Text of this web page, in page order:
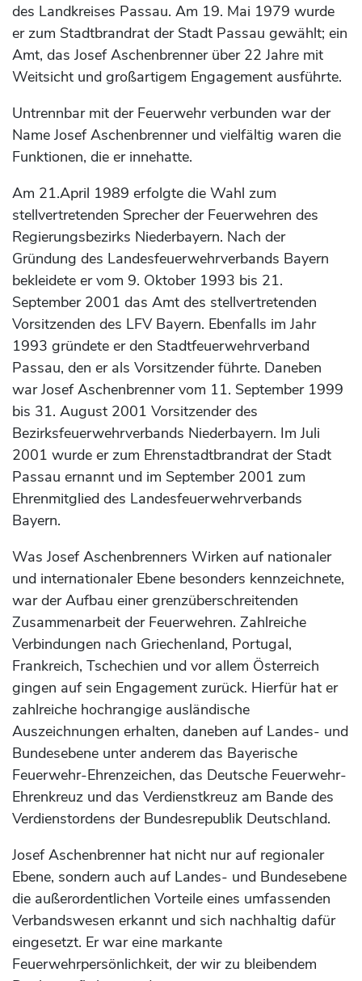
des Landkreises Passau. Am 19. Mai 1979 wurde
er zum Stadtbrandrat der Stadt Passau gewählt; ein
Amt, das Josef Aschenbrenner über 22 Jahre mit
Weitsicht und großartigem Engagement ausführte.
Untrennbar mit der Feuerwehr verbunden war der
Name Josef Aschenbrenner und vielfältig waren die
Funktionen, die er innehatte.
Am 21.April 1989 erfolgte die Wahl zum
stellvertretenden Sprecher der Feuerwehren des
Regierungsbezirks Niederbayern. Nach der
Gründung des Landesfeuerwehrverbands Bayern
bekleidete er vom 9. Oktober 1993 bis 21.
September 2001 das Amt des stellvertretenden
Vorsitzenden des LFV Bayern. Ebenfalls im Jahr
1993 gründete er den Stadtfeuerwehrverband
Passau, den er als Vorsitzender führte. Daneben
war Josef Aschenbrenner vom 11. September 1999
bis 31. August 2001 Vorsitzender des
Bezirksfeuerwehrverbands Niederbayern. Im Juli
2001 wurde er zum Ehrenstadtbrandrat der Stadt
Passau ernannt und im September 2001 zum
Ehrenmitglied des Landesfeuerwehrverbands
Bayern.
Was Josef Aschenbrenners Wirken auf nationaler
und internationaler Ebene besonders kennzeichnete,
war der Aufbau einer grenzüberschreitenden
Zusammenarbeit der Feuerwehren. Zahlreiche
Verbindungen nach Griechenland, Portugal,
Frankreich, Tschechien und vor allem Österreich
gingen auf sein Engagement zurück. Hierfür hat er
zahlreiche hochrangige ausländische
Auszeichnungen erhalten, daneben auf Landes- und
Bundesebene unter anderem das Bayerische
Feuerwehr-Ehrenzeichen, das Deutsche Feuerwehr-
Ehrenkreuz und das Verdienstkreuz am Bande des
Verdienstordens der Bundesrepublik Deutschland.
Josef Aschenbrenner hat nicht nur auf regionaler
Ebene, sondern auch auf Landes- und Bundesebene
die außerordentlichen Vorteile eines umfassenden
Verbandswesen erkannt und sich nachhaltig dafür
eingesetzt. Er war eine markante
Feuerwehrpersönlichkeit, der wir zu bleibendem